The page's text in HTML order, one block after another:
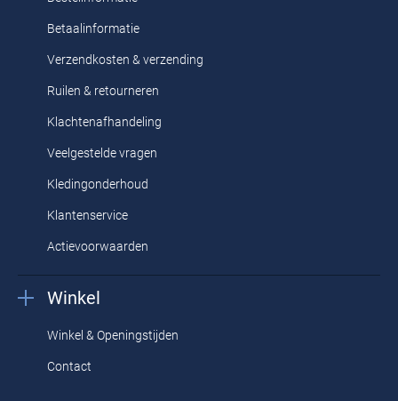
Betaalinformatie
Verzendkosten & verzending
Ruilen & retourneren
Klachtenafhandeling
Veelgestelde vragen
Kledingonderhoud
Klantenservice
Actievoorwaarden
Winkel
Winkel & Openingstijden
Contact